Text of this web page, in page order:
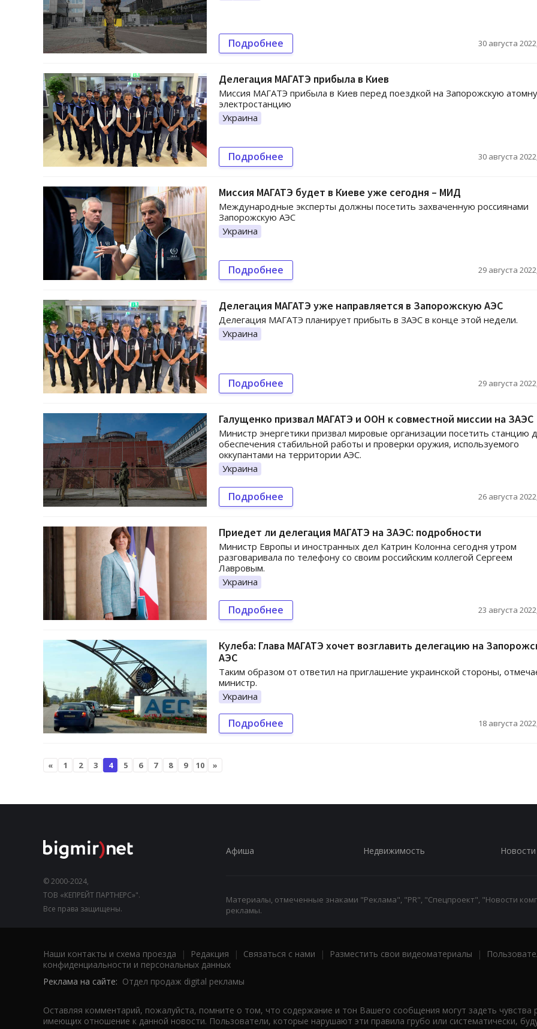
Подробнее 30 августа
Делегация МАГАТЭ прибыла в Киев
Миссия МАГАТЭ прибыла в Киев перед поездкой на ​​Запорожскую
электростанцию
Украина
Подробнее 30 августа
Миссия МАГАТЭ будет в Киеве уже сегодня – МИД
Международные эксперты должны посетить захваченную россиянами
Запорожскую АЭС
Украина
Подробнее 29 августа
Делегация МАГАТЭ уже направляется в Запорожскую АЭС
Делегация МАГАТЭ планирует прибыть в ЗАЭС в конце этой недели.
Украина
Подробнее 29 августа
Галущенко призвал МАГАТЭ и ООН к совместной миссии на ЗАЭС
Министр энергетики призвал мировые организации посетить станцию
обеспечения стабильной работы и проверки оружия, используемого
оккупантами на территории АЭС.
Украина
Подробнее 26 августа
Приедет ли делегация МАГАТЭ на ЗАЭС: подробности
Министр Европы и иностранных дел Катрин Колонна сегодня утром
разговаривала по телефону со своим российским коллегой Сергеем
Лавровым.
Украина
Подробнее 23 августа
Кулеба: Глава МАГАТЭ хочет возглавить делегацию на
АЭС
Таким образом от ответил на приглашение украинской стороны,
министр.
Украина
Подробнее 18 августа
« 1 2 3 4 5 6 7 8 9 10 »
© 2000-2024,
ТОВ «КЕПРЕЙТ ПАРТНЕРС»".
Все права защищены.
Афиша Недвижимость Новости
Материалы, отмеченные знаками "Реклама", "PR", "Спецпроект", "Новости
рекламы.
Наши контакты и схема проезда | Редакция | Связаться с нами | Разместить свои видеоматериалы |
конфиденциальности и персональных данных
Реклама на сайте: Отдел продаж digital рекламы
Оставляя комментарий, пожалуйста, помните о том, что содержание и тон Вашего сообщения могут задеть чувства
имеющих отношение к данной новости. Пользователи, которые нарушают эти правила грубо или систематически,